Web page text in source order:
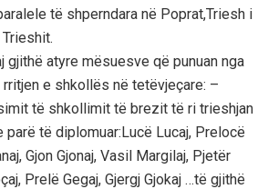
të shperndara në Poprat,Triesh i
gjithë atyre mësuesve që punuan nga
e shkollës në tetëvjeçare: –
të shkollimit të brezit të ri trieshjan
të diplomuar:Lucë Lucaj, Prelocë
Gjon Gjonaj, Vasil Margilaj, Pjetër
Prelë Gegaj, Gjergj Gjokaj …të gjithë